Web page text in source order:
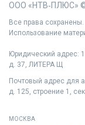
ООО «НТВ‑ПЛЮС»
Все права сохранены.
Использование
Юридический адрес:
д. 37, ЛИТЕРА Щ
Почтовый адрес для
д. 125, строение 1,
МОСКВА